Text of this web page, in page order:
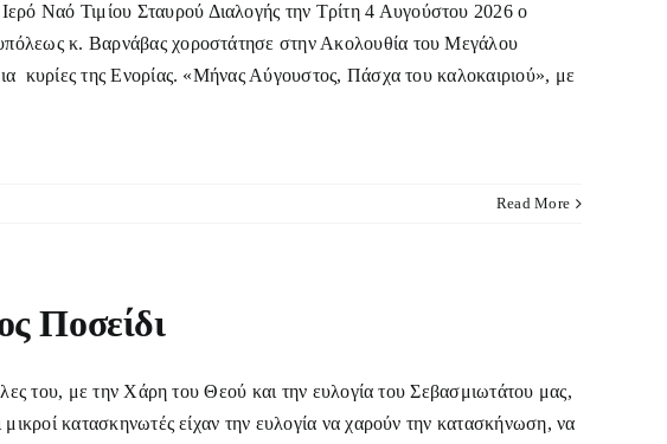
Ναό Τιμίου Σταυρού Διαλογής την Τρίτη 4 Αυγούστου 2026 ο
κ. Βαρνάβας χοροστάτησε στην Ακολουθία του Μεγάλου
κυρίες της Ενορίας. «Μήνας Αύγουστος, Πάσχα του καλοκαιριού», με
Read More
Ποσείδι
του, με την Χάρη του Θεού και την ευλογία του Σεβασμιωτάτου μας,
κατασκηνωτές είχαν την ευλογία να χαρούν την κατασκήνωση, να